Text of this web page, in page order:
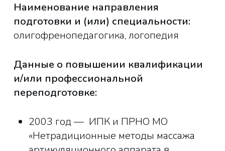
Наименование направления
подготовки и (или) специальности:
олигофренопедагогика, логопедия
Данные о повышении квалификации
и/или профессиональной
переподготовке:
2003 год — ИПК и ПРНО МО
«Нетрадиционные методы массажа